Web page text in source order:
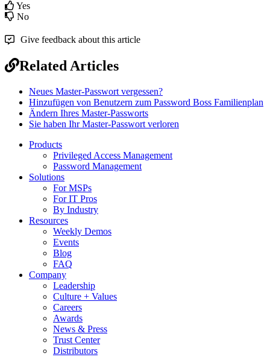
Yes
No
Give feedback about this article
Related Articles
Neues Master-Passwort vergessen?
Hinzufügen von Benutzern zum Password Boss Familienplan
Ändern Ihres Master-Passworts
Sie haben Ihr Master-Passwort verloren
Products
Privileged Access Management
Password Management
Solutions
For MSPs
For IT Pros
By Industry
Resources
Weekly Demos
Events
Blog
FAQ
Company
Leadership
Culture + Values
Careers
Awards
News & Press
Trust Center
Distributors